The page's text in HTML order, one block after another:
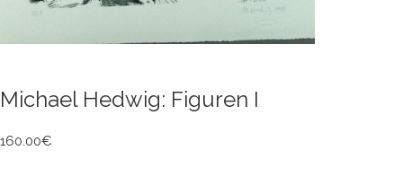
Michael Hedwig: Figuren I
160.00€